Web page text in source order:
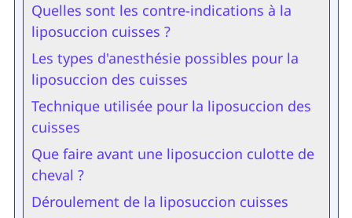
Quelles sont les contre-indications à la
liposuccion cuisses ?
Les types d'anesthésie possibles pour la
liposuccion des cuisses
Technique utilisée pour la liposuccion des
cuisses
Que faire avant une liposuccion culotte de
cheval ?
Déroulement de la liposuccion cuisses